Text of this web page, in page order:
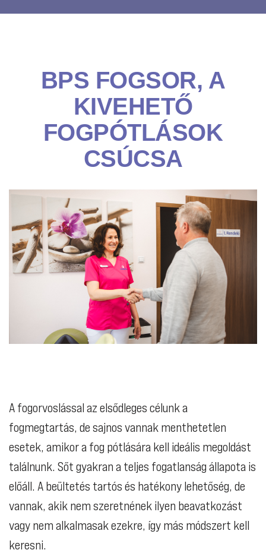
BPS FOGSOR, A
KIVEHETŐ
FOGPÓTLÁSOK
CSÚCSA
A fogorvoslással az elsődleges célunk a
fogmegtartás, de sajnos vannak menthetetlen
esetek, amikor a fog pótlására kell ideális megoldást
találnunk. Sőt gyakran a teljes fogatlanság állapota is
előáll. A beültetés tartós és hatékony lehetőség, de
vannak, akik nem szeretnének ilyen beavatkozást
vagy nem alkalmasak ezekre, így más módszert kell
keresni.